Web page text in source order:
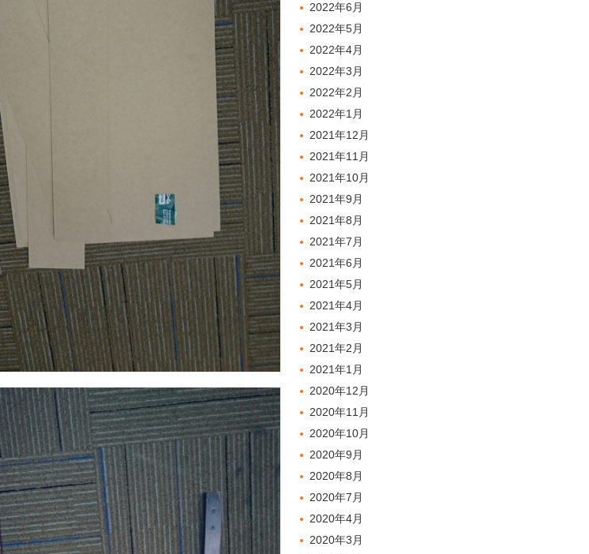
2022年6月
2022年5月
2022年4月
2022年3月
2022年2月
2022年1月
2021年12月
2021年11月
2021年10月
2021年9月
2021年8月
2021年7月
2021年6月
2021年5月
2021年4月
2021年3月
2021年2月
2021年1月
2020年12月
2020年11月
2020年10月
2020年9月
2020年8月
2020年7月
2020年4月
2020年3月